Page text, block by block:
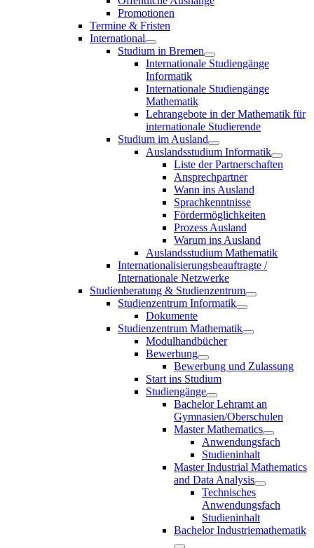
Promotionen
Termine & Fristen
International
Studium in Bremen
Internationale Studiengänge
Informatik
Internationale Studiengänge
Mathematik
Lehrangebote in der Mathematik für
internationale Studierende
Studium im Ausland
Auslandsstudium Informatik
Liste der Partnerschaften
Ansprechpartner
Wann ins Ausland
Sprachkenntnisse
Fördermöglichkeiten
Prozess Ausland
Warum ins Ausland
Auslandsstudium Mathematik
Internationalisierungsbeauftragte /
Internationale Netzwerke
Studienberatung & Studienzentrum
Studienzentrum Informatik
Dokumente
Studienzentrum Mathematik
Modulhandbücher
Bewerbung
Bewerbung und Zulassung
Start ins Studium
Studiengänge
Bachelor Lehramt an
Gymnasien/Oberschulen
Master Mathematics
Anwendungsfach
Studieninhalt
Master Industrial Mathematics
and Data Analysis
Technisches
Anwendungsfach
Studieninhalt
Bachelor Industriemathematik